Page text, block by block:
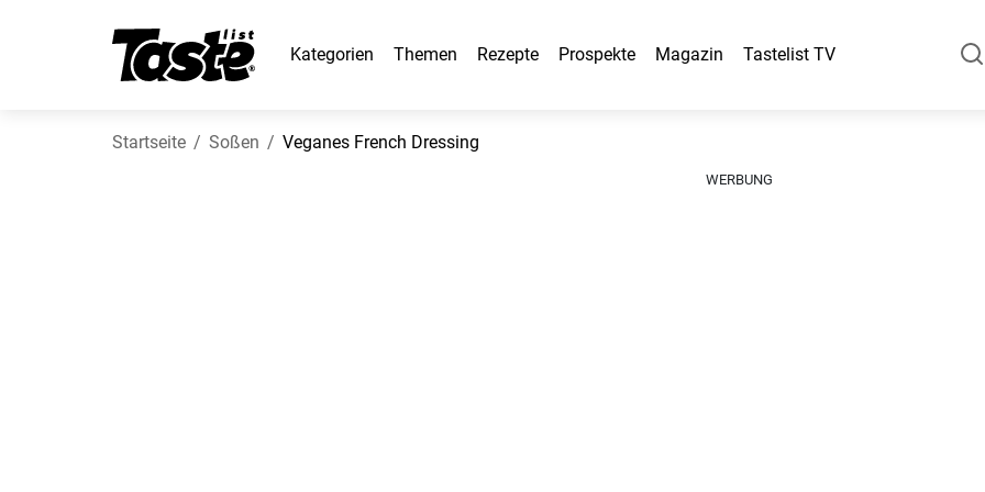
Kategorien Themen Rezepte Prospekte Magazin Tastelist TV
Startseite Soßen Veganes French Dressing
WERBUNG